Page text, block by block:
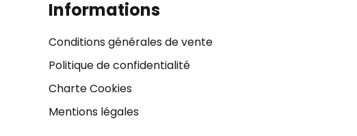
Informations
Conditions générales de vente
Politique de confidentialité
Charte Cookies
Mentions légales